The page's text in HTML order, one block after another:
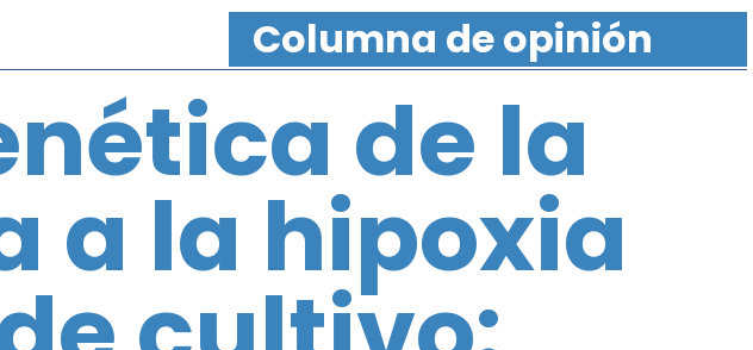
Columna de opinión
de la
a la hipoxia